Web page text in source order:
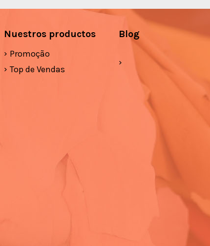
Nuestros productos
Promoção
Top de Vendas
Blog